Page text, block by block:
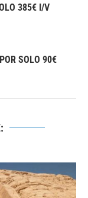
385€ I/V
SOLO 90€